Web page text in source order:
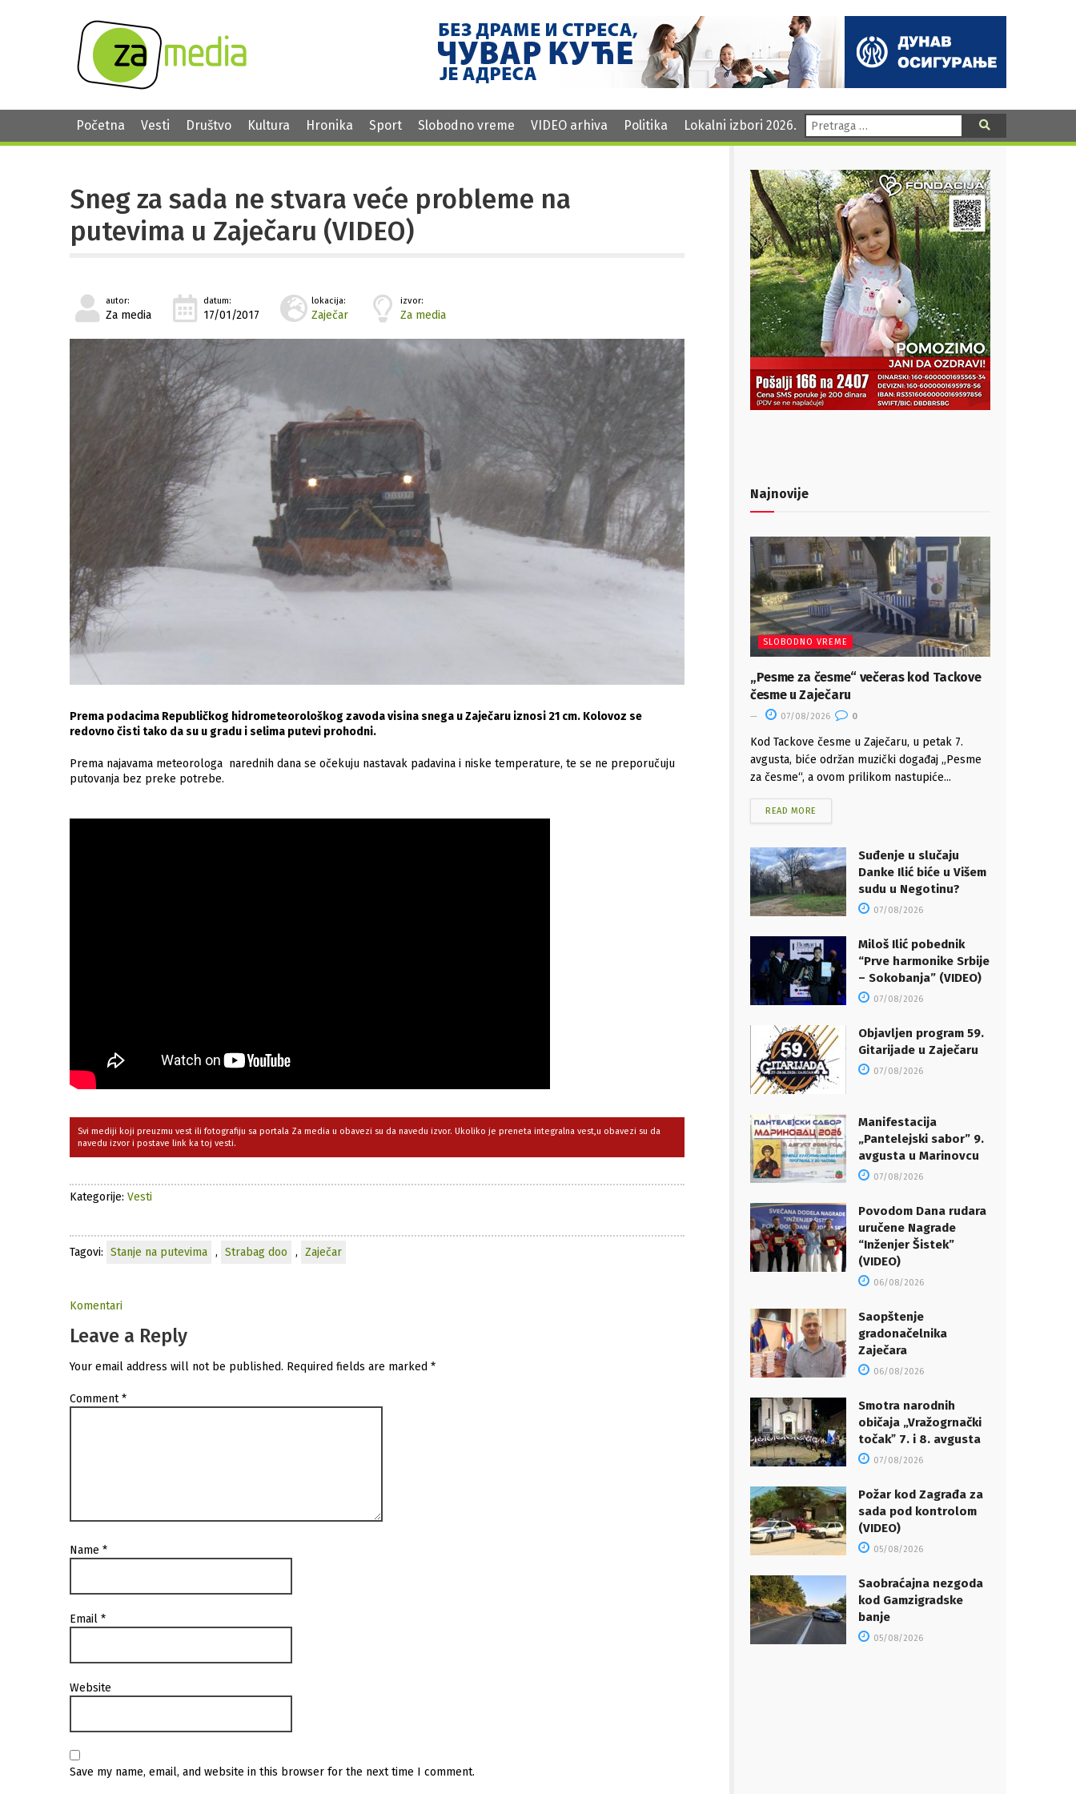
Početna Vesti Društvo Kultura Hronika Sport Slobodno vreme VIDEO arhiva Politika Lokalni izbori 2026. Pretraga:
Sneg za sada ne stvara veće probleme na
putevima u Zaječaru (VIDEO)
autor:
Za media
datum:
17/01/2017
lokacija:
Zaječar
izvor:
Za media
Prema podacima Republičkog hidrometeorološkog zavoda visina snega u Zaječaru iznosi 21 cm. Kolovoz se
redovno čisti tako da su u gradu i selima putevi prohodni.
Prema najavama meteorologa narednih dana se očekuju nastavak padavina i niske temperature, te se ne preporučuju
putovanja bez preke potrebe.
Svi mediji koji preuzmu vest ili fotografiju sa portala Za media u obavezi su da navedu izvor. Ukoliko je preneta integralna vest,u obavezi su da
navedu izvor i postave link ka toj vesti.
Kategorije: Vesti
Tagovi: Stanje na putevima , Strabag doo , Zaječar
Komentari
Leave a Reply
Your email address will not be published. Required fields are marked *
Comment*
Name *
Email *
Website
Save my name, email, and website in this browser for the next time I comment.
Najnovije
SLOBODNO VREME
„Pesme za česme“ večeras kod Tackove
česme u Zaječaru
07/08/2026 0
Kod Tackove česme u Zaječaru, u petak 7.
avgusta, biće održan muzički događaj „Pesme
za česme“, a ovom prilikom nastupiće...
READ MORE
Suđenje u slučaju
Danke Ilić biće u Višem
sudu u Negotinu?
07/08/2026
Miloš Ilić pobednik
“Prve harmonike Srbije
– Sokobanja” (VIDEO)
07/08/2026
Objavljen program 59.
Gitarijade u Zaječaru
07/08/2026
Manifestacija
„Pantelejski sabor” 9.
avgusta u Marinovcu
07/08/2026
Povodom Dana rudara
uručene Nagrade
“Inženjer Šistek”
(VIDEO)
06/08/2026
Saopštenje
gradonačelnika
Zaječara
06/08/2026
Smotra narodnih
običaja „Vražogrnački
točakˮ 7. i 8. avgusta
07/08/2026
Požar kod Zagrađa za
sada pod kontrolom
(VIDEO)
05/08/2026
Saobraćajna nezgoda
kod Gamzigradske
banje
05/08/2026